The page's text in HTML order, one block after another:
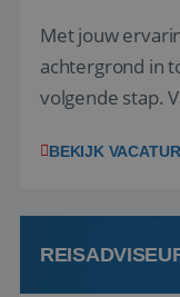
Met jouw
achtergrond in
volgende stap.
wensen van je
klanten te
boeken! ...
BEKIJK